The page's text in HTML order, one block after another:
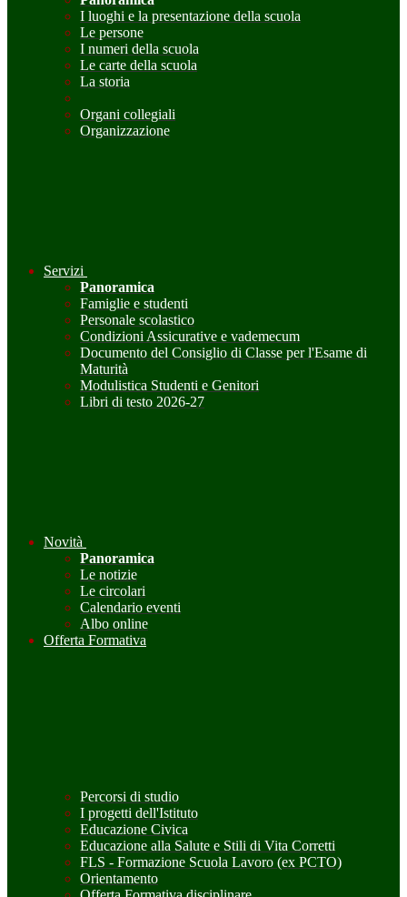
I luoghi e la presentazione della scuola
Le persone
I numeri della scuola
Le carte della scuola
La storia
Organi collegiali
Organizzazione
Servizi
Panoramica
Famiglie e studenti
Personale scolastico
Condizioni Assicurative e vademecum
Documento del Consiglio di Classe per l'Esame di
Maturità
Modulistica Studenti e Genitori
Libri di testo 2026-27
Novità
Panoramica
Le notizie
Le circolari
Calendario eventi
Albo online
Offerta Formativa
Percorsi di studio
I progetti dell'Istituto
Educazione Civica
Educazione alla Salute e Stili di Vita Corretti
FLS - Formazione Scuola Lavoro (ex PCTO)
Orientamento